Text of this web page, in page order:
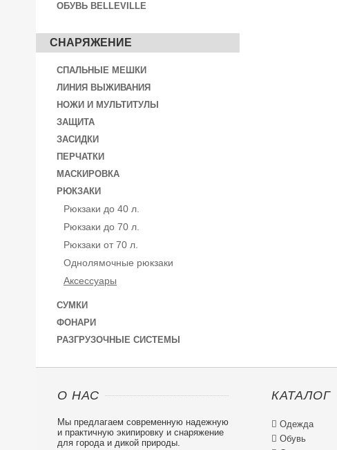
ОБУВЬ BELLEVILLE
СНАРЯЖЕНИЕ
СПАЛЬНЫЕ МЕШКИ
ЛИНИЯ ВЫЖИВАНИЯ
НОЖИ И МУЛЬТИТУЛЫ
ЗАЩИТА
ЗАСИДКИ
ПЕРЧАТКИ
МАСКИРОВКА
РЮКЗАКИ
Рюкзаки до 40 л.
Рюкзаки до 70 л.
Рюкзаки от 70 л.
Однолямочные рюкзаки
Аксессуары
СУМКИ
ФОНАРИ
РАЗГРУЗОЧНЫЕ СИСТЕМЫ
О НАС
Мы предлагаем современную надежную
и практичную экипировку и снаряжение
для города и дикой природы.
КАТАЛОГ
 Одежда
 Обувь